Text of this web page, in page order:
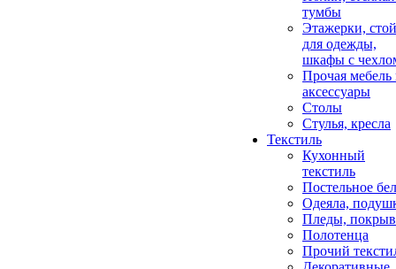
тумбы
Этажерки,
для одежды,
шкафы с
Прочая мебель
аксессуары
Столы
Стулья, кресла
Текстиль
Кухонный
текстиль
Постельное
Одеяла,
Пледы,
Полотенца
Прочий